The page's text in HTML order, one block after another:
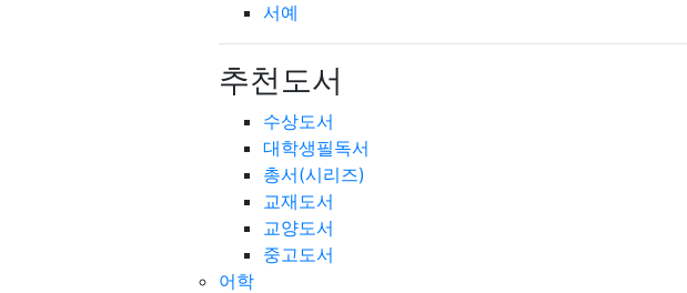
서예
추천도서
수상도서
대학생필독서
총서(시리즈)
교재도서
교양도서
중고도서
어학